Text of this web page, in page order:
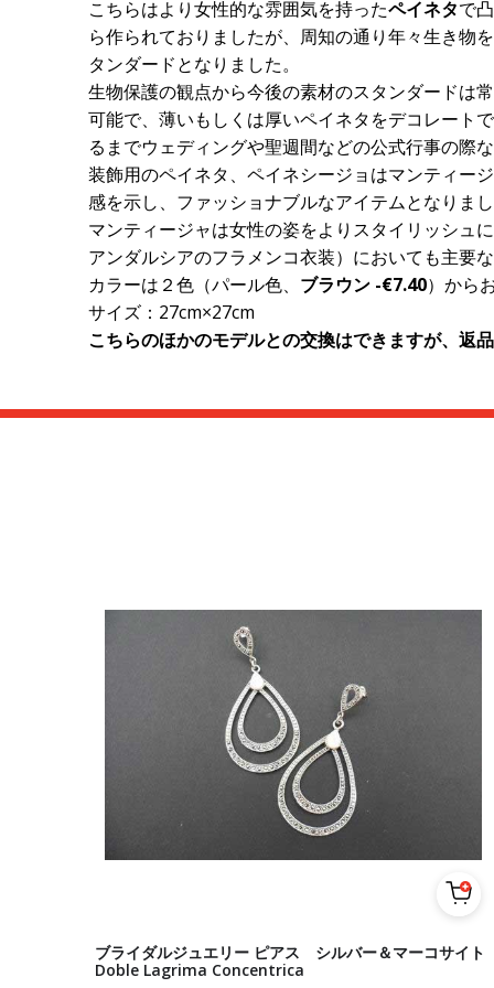
こちらはより女性的な雰囲気を持ったペイネタで
ら作られておりましたが、周知の通り年々生き物
タンダードとなりました。
生物保護の観点から今後の素材のスタンダードは
可能で、薄いもしくは厚いペイネタをデコレート
るまでウェディングや聖週間などの公式行事の際
装飾用のペイネタ、ペイネシージョはマンティー
感を示し、ファッショナブルなアイテムとなりま
マンティージャは女性の姿をよりスタイリッシュ
アンダルシアのフラメンコ衣装）においても主要
カラーは２色（パール色、 ブラウン -€7.40）から
サイズ：27cm×27cm
こちらのほかのモデルとの交換はできますが、返
ブライダルジュエリー ピアス シルバー＆マーコサイト
Doble Lagrima Concentrica